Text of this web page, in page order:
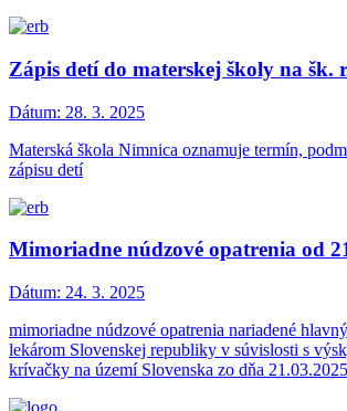
Zápis detí do materskej školy na šk.
Dátum: 28. 3. 2025
Materská škola Nimnica oznamuje termín,
zápisu detí
Mimoriadne núdzové opatrenia od
Dátum: 24. 3. 2025
mimoriadne núdzové opatrenia nariadené
lekárom Slovenskej republiky v súvislosti s
krívačky na území Slovenska zo dňa